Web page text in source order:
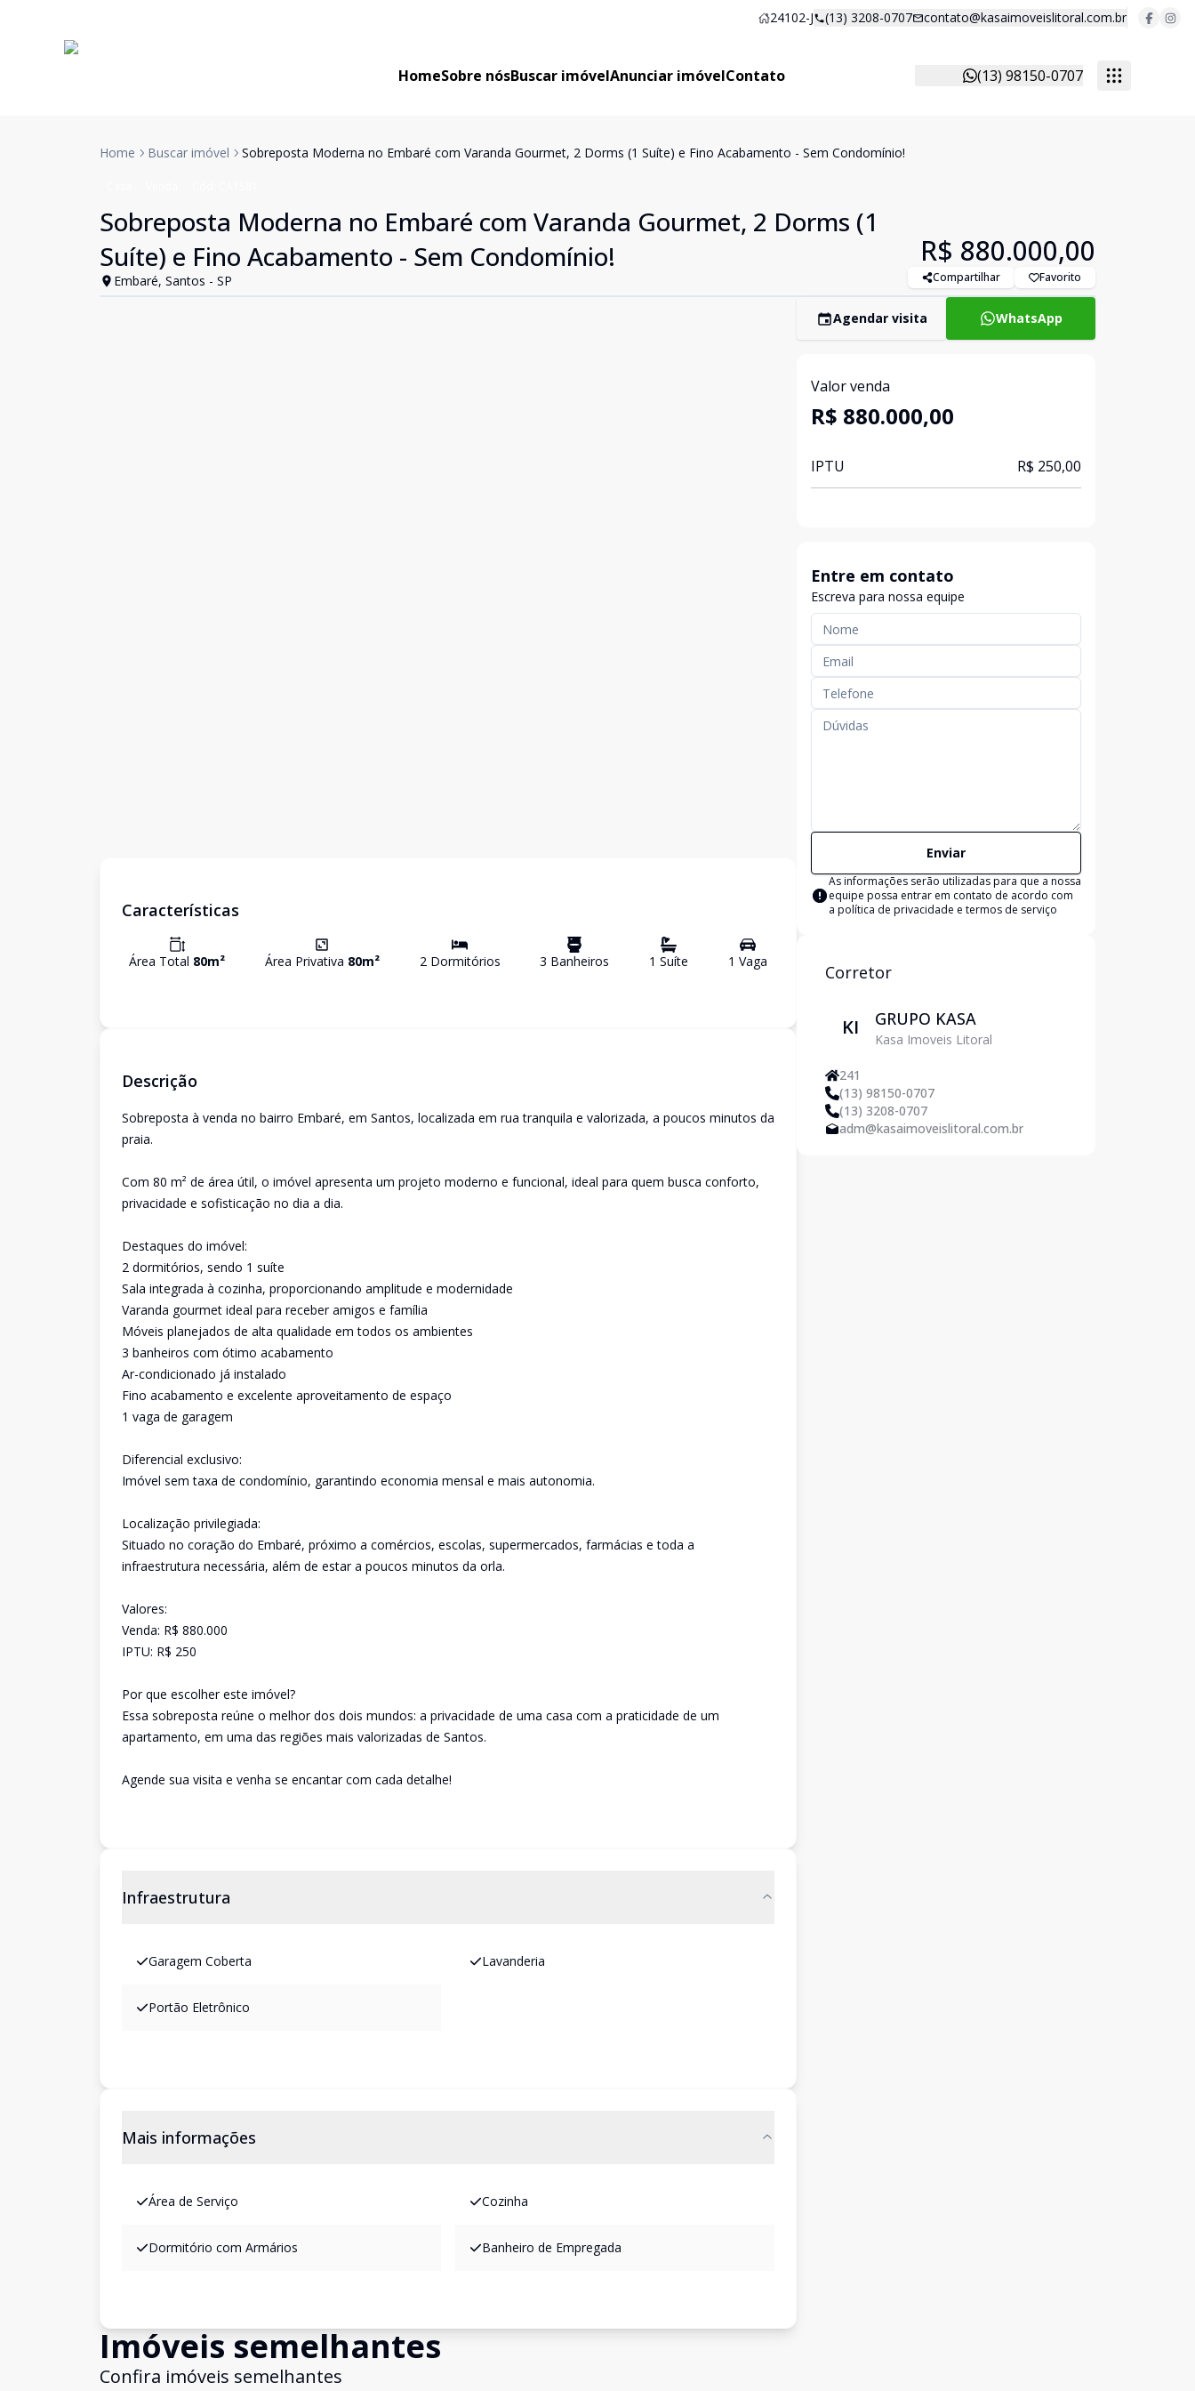
24102-J (13) 3208-0707 contato@kasaimoveislitoral.com.br
HomeSobre nósBuscar imóvelAnunciar imóvelContato (13) 98150-0707
Home Buscar imóvel Sobreposta Moderna no Embaré com Varanda Gourmet, 2 Dorms (1 Suíte) e Fino Acabamento - Sem Condomínio!
Sobreposta Moderna no Embaré com Varanda Gourmet, 2 Dorms (1
Suíte) e Fino Acabamento - Sem Condomínio!
Embaré, Santos - SP
R$ 880.000,00
Compartilhar Favorito
Características
Área Total 80m² Área Privativa 80m² 2Dormitórios 3 Banheiros 1 Suíte 1 Vaga
Descrição
Sobreposta à venda no bairro Embaré, em Santos, localizada em rua tranquila e valorizada, a poucos minutos da
praia.
Com 80 m² de área útil, o imóvel apresenta um projeto moderno e funcional, ideal para quem busca conforto,
privacidade e sofisticação no dia a dia.
Destaques do imóvel:
2 dormitórios, sendo 1 suíte
Sala integrada à cozinha, proporcionando amplitude e modernidade
Varanda gourmet ideal para receber amigos e família
Móveis planejados de alta qualidade em todos os ambientes
3 banheiros com ótimo acabamento
Ar-condicionado já instalado
Fino acabamento e excelente aproveitamento de espaço
1 vaga de garagem
Diferencial exclusivo:
Imóvel sem taxa de condomínio, garantindo economia mensal e mais autonomia.
Localização privilegiada:
Situado no coração do Embaré, próximo a comércios, escolas, supermercados, farmácias e toda a
infraestrutura necessária, além de estar a poucos minutos da orla.
Valores:
Venda: R$ 880.000
IPTU: R$ 250
Por que escolher este imóvel?
Essa sobreposta reúne o melhor dos dois mundos: a privacidade de uma casa com a praticidade de um
apartamento, em uma das regiões mais valorizadas de Santos.
Agende sua visita e venha se encantar com cada detalhe!
Infraestrutura
Garagem Coberta Lavanderia
Portão Eletrônico
Mais informações
Área de Serviço Cozinha
Dormitório com Armários Banheiro de Empregada
Imóveis semelhantes
Confira imóveis semelhantes
Agendar visita WhatsApp
Valor venda
R$ 880.000,00
IPTU R$ 250,00
Entre em contato
Escreva para nossa equipe
Enviar
As informações serão utilizadas para que a nossa
equipe possa entrar em contato de acordo com
a política de privacidade e termos de serviço
Corretor
KI GRUPO KASA
Kasa Imoveis Litoral
241
(13) 98150-0707
(13) 3208-0707
adm@kasaimoveislitoral.com.br